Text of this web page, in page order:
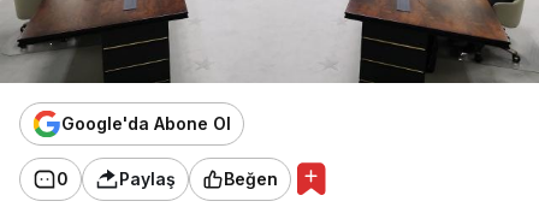
Google'da Abone Ol
0 Paylaş Beğen